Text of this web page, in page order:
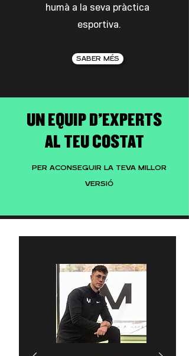
humà a la seva pràctica
esportiva.
SABER MÉS
UN EQUIP D'EXPERTS
AL TEU COSTAT
PER ACONSEGUIR LA TEVA MILLOR
VERSIÓ